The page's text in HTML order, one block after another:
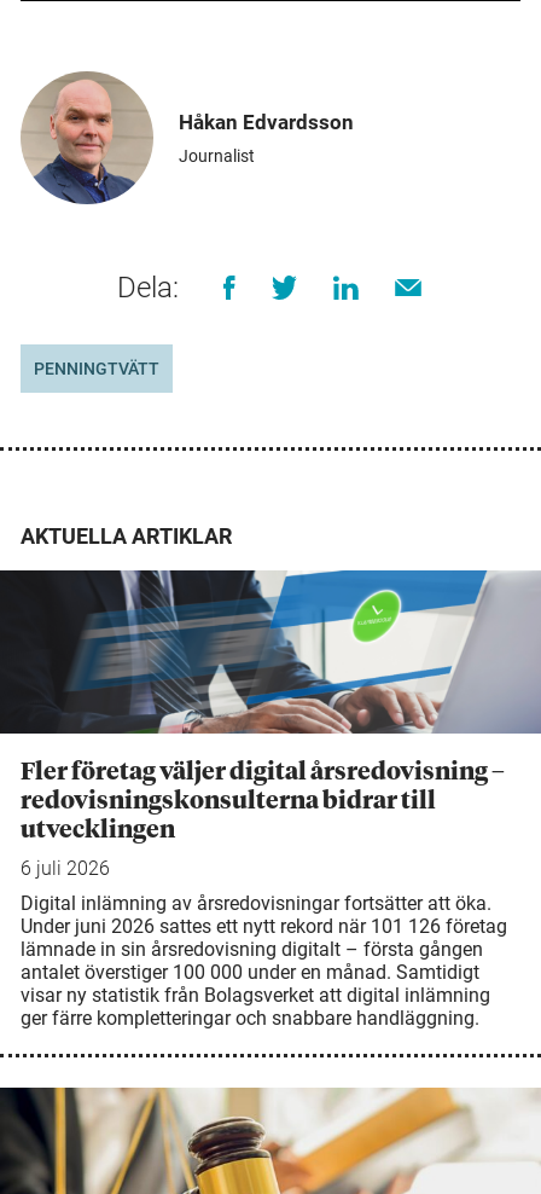
Håkan Edvardsson
Journalist
Dela:
PENNINGTVÄTT
AKTUELLA ARTIKLAR
Fler företag väljer digital årsredovisning –
redovisningskonsulterna bidrar till
utvecklingen
6 juli 2026
Digital inlämning av årsredovisningar fortsätter att öka.
Under juni 2026 sattes ett nytt rekord när 101 126 företag
lämnade in sin årsredovisning digitalt – första gången
antalet överstiger 100 000 under en månad. Samtidigt
visar ny statistik från Bolagsverket att digital inlämning
ger färre kompletteringar och snabbare handläggning.